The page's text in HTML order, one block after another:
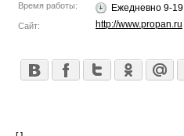
Время работы: Ежедневно 9-19
Сайт: http://www.propan.ru